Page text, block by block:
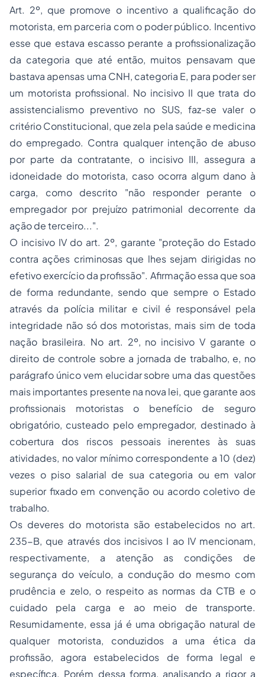
Art. 2º, que promove o incentivo a qualificação do
motorista, em parceria com o poder público. Incentivo
esse que estava escasso perante a profissionalização
da categoria que até então, muitos pensavam que
bastava apensas uma CNH, categoria E, para poder ser
um motorista profissional. No incisivo II que trata do
assistencialismo preventivo no SUS, faz-se valer o
critério Constitucional, que zela pela saúde e medicina
do empregado. Contra qualquer intenção de abuso
por parte da contratante, o incisivo III, assegura a
idoneidade do motorista, caso ocorra algum dano à
carga, como descrito "não responder perante o
empregador por prejuízo patrimonial decorrente da
ação de terceiro...".
O incisivo IV do art. 2º, garante "proteção do Estado
contra ações criminosas que lhes sejam dirigidas no
efetivo exercício da profissão". Afirmação essa que soa
de forma redundante, sendo que sempre o Estado
através da polícia militar e civil é responsável pela
integridade não só dos motoristas, mais sim de toda
nação brasileira. No art. 2º, no incisivo V garante o
direito de controle sobre a jornada de trabalho, e, no
parágrafo único vem elucidar sobre uma das questões
mais importantes presente na nova lei, que garante aos
profissionais motoristas o benefício de seguro
obrigatório, custeado pelo empregador, destinado à
cobertura dos riscos pessoais inerentes às suas
atividades, no valor mínimo correspondente a 10 (dez)
vezes o piso salarial de sua categoria ou em valor
superior fixado em convenção ou acordo coletivo de
trabalho.
Os deveres do motorista são estabelecidos no art.
235-B, que através dos incisivos I ao IV mencionam,
respectivamente, a atenção as condições de
segurança do veículo, a condução do mesmo com
prudência e zelo, o respeito as normas da CTB e o
cuidado pela carga e ao meio de transporte.
Resumidamente, essa já é uma obrigação natural de
qualquer motorista, conduzidos a uma ética da
profissão, agora estabelecidos de forma legal e
específica. Porém dessa forma, analisando a rigor a